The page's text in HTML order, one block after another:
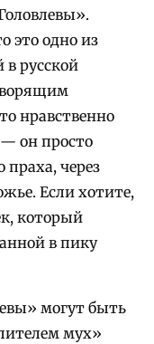
это одно из
русской
нравственно
он просто
праха, через
Если хотите,
который
в пику
могут быть
мух»